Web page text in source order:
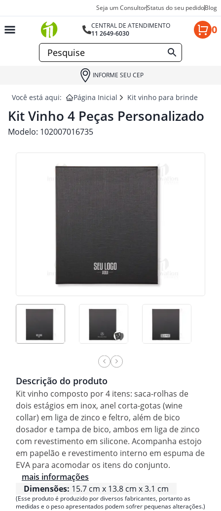
Seja um ConsultorStatus do seu pedidoBlog
CENTRAL DE ATENDIMENTO
11 2649-6030
0
INFORME SEU CEP
Você está aqui: Página Inicial Kit vinho para brindes
Kit Vinho 4 Peças Personalizado
Modelo: 102007016735
Descrição do produto
Kit vinho composto por 4 itens: saca-rolhas de
dois estágios em inox, anel corta-gotas (wine
collar) em liga de zinco e feltro, além de bico
dosador e tampa de bico, ambos em liga de zinco
com revestimento em silicone. Acompanha estojo
em papelão e revestimento interno em espuma de
EVA para acomodar os itens do conjunto.
mais informações
Dimensões: 15.7 cm x 13.8 cm x 3.1 cm
(Esse produto é produzido por diversos fabricantes, portanto as
medidas e o peso apresentados podem sofrer pequenas alterações.)